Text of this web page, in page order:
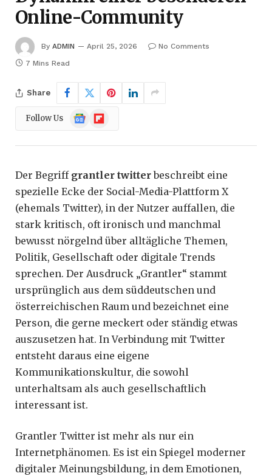
Online-Community
By ADMIN April 25, 2026
No Comments
7 Mins Read
Share
Follow Us
Google
News
Flipboard
Der Begriff grantler twitterbeschreibt eine
spezielle Ecke der Social-Media-Plattform X
(ehemals Twitter), in der Nutzer auffallen, die
stark kritisch, oft ironisch und manchmal
bewusst nörgelnd über alltägliche Themen,
Politik, Gesellschaft oder digitale Trends
sprechen. Der Ausdruck „Grantler“ stammt
ursprünglich aus dem süddeutschen und
österreichischen Raum und bezeichnet eine
Person, die gerne meckert oder ständig etwas
auszusetzen hat. In Verbindung mit Twitter
entsteht daraus eine eigene
Kommunikationskultur, die sowohl
unterhaltsam als auch gesellschaftlich
interessant ist.
Grantler Twitter ist mehr als nur ein
Internetphänomen. Es ist ein Spiegel moderner
digitaler Meinungsbildung, in dem Emotionen,